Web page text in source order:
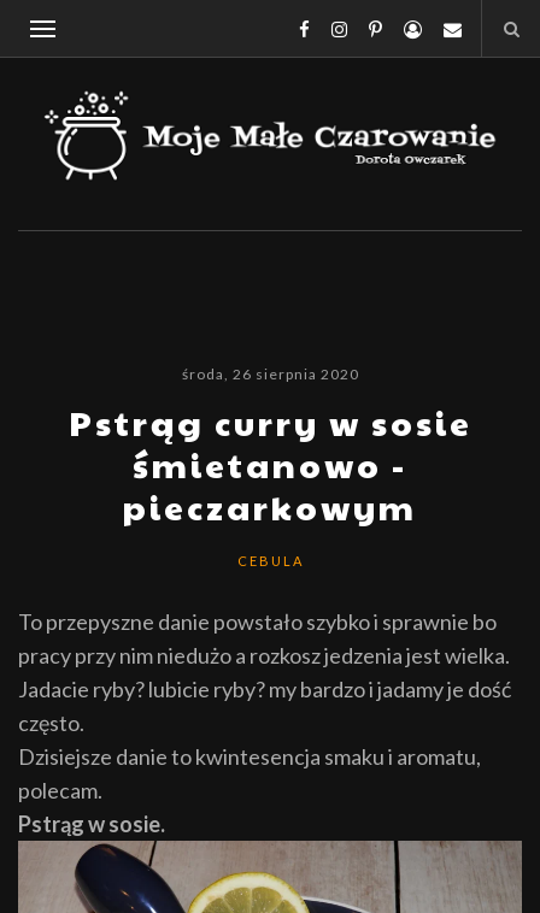
środa, 26 sierpnia 2020
Pstrąg curry w sosie
śmietanowo -
pieczarkowym
CEBULA
To przepyszne danie powstało szybko i sprawnie bo
pracy przy nim niedużo a rozkosz jedzenia jest wielka.
Jadacie ryby? lubicie ryby? my bardzo i jadamy je dość
często.
Dzisiejsze danie to kwintesencja smaku i aromatu,
polecam.
Pstrąg w sosie.